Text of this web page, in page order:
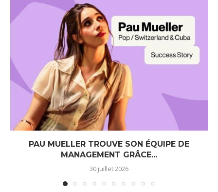
PAU MUELLER TROUVE SON ÉQUIPE DE
MANAGEMENT GRÂCE...
30 juillet 2026